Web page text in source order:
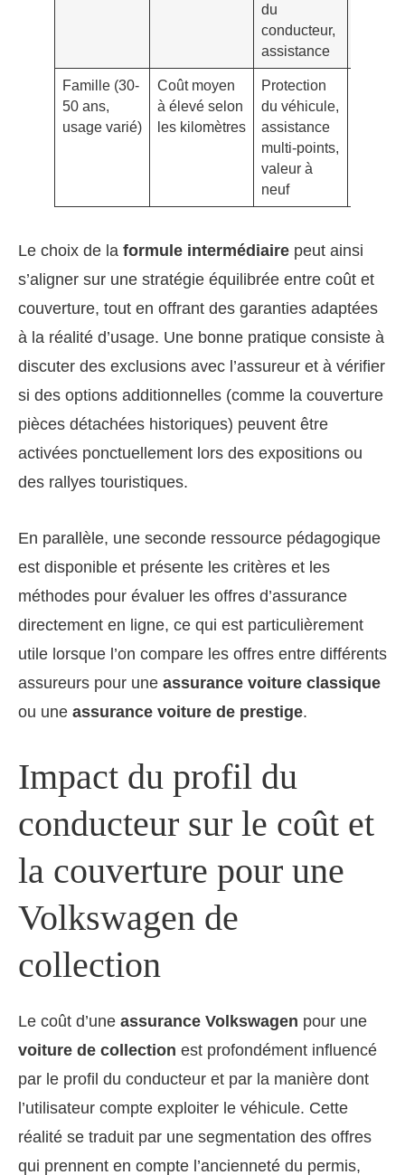
du
conducteur,
assistance
Famille (30-
50 ans,
usage varié)
Coût moyen
à élevé selon
les kilomètres
Protection
du véhicule,
assistance
multi-points,
valeur à
neuf
Le choix de la formule intermédiaire peut ainsi
s’aligner sur une stratégie équilibrée entre coût et
couverture, tout en offrant des garanties adaptées
à la réalité d’usage. Une bonne pratique consiste à
discuter des exclusions avec l’assureur et à vérifier
si des options additionnelles (comme la couverture
pièces détachées historiques) peuvent être
activées ponctuellement lors des expositions ou
des rallyes touristiques.
En parallèle, une seconde ressource pédagogique
est disponible et présente les critères et les
méthodes pour évaluer les offres d’assurance
directement en ligne, ce qui est particulièrement
utile lorsque l’on compare les offres entre différents
assureurs pour une assurance voiture classique
ou une assurance voiture de prestige.
Impact du profil du
conducteur sur le coût et
la couverture pour une
Volkswagen de
collection
Le coût d’une assurance Volkswagen pour une
voiture de collection est profondément influencé
par le profil du conducteur et par la manière dont
l’utilisateur compte exploiter le véhicule. Cette
réalité se traduit par une segmentation des offres
qui prennent en compte l’ancienneté du permis,